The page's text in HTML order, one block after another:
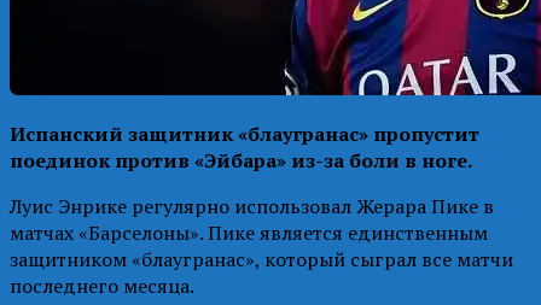
Испанский защитник «блаугранас» пропустит
поединок против «Эйбара» из-за боли в ноге.
Луис Энрике регулярно использовал Жерара Пике в
матчах «Барселоны». Пике является единственным
защитником «блаугранас», который сыграл все матчи
последнего месяца.